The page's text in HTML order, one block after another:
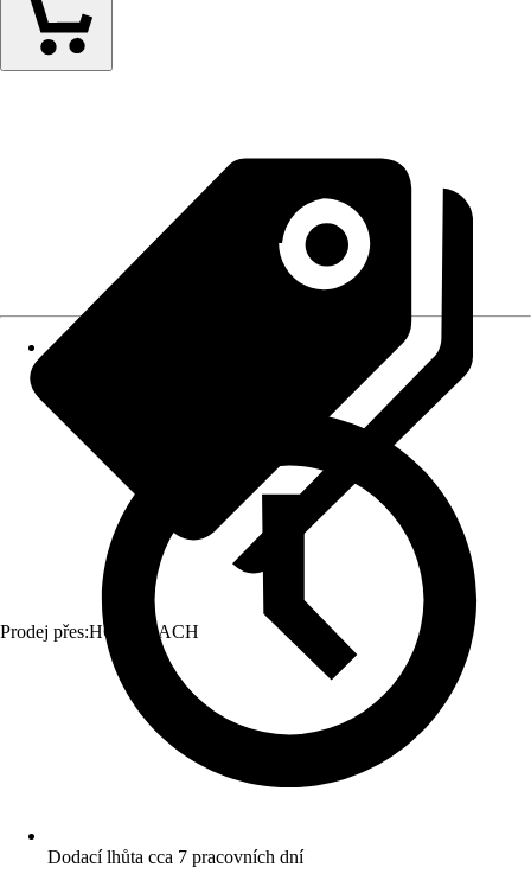
Prodej přes:HORNBACH
Dodací lhůta cca 7 pracovních dní